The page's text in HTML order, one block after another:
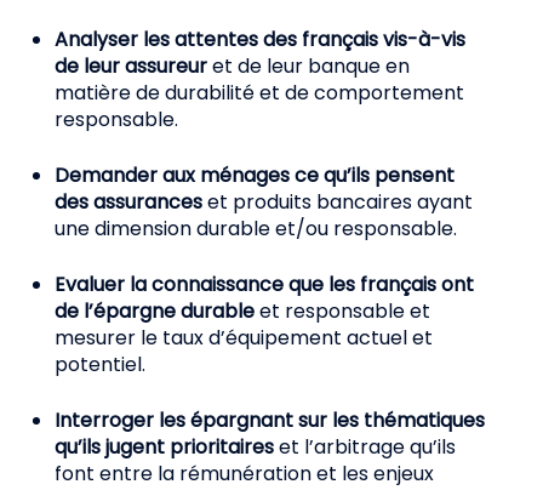
Analyser les attentes des français vis-à-vis
de leur assureuret de leur banque en
matière de durabilité et de comportement
responsable.
Demander aux ménages ce qu’ils pensent
des assuranceset produits bancaires ayant
une dimension durable et/ou responsable.
Evaluer la connaissance que les français ont
de l’épargne durableet responsable et
mesurer le taux d’équipement actuel et
potentiel.
Interroger les épargnant sur les thématiques
qu’ils jugent prioritaireset l’arbitrage qu’ils
font entre la rémunération et les enjeux